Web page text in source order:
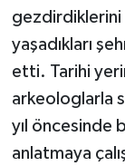
gezdirdiklerini
yaşadıkları
etti. Tarihi
arkeologlarla
yıl öncesinde
anlatmaya